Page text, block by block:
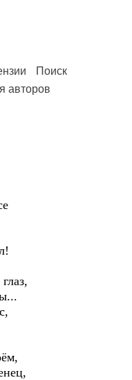
Поиск
авторов